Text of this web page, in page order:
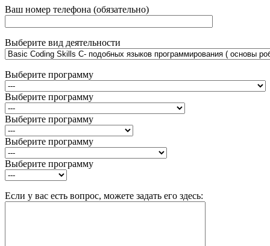
Ваш номер телефона (обязательно)
Выберите вид деятельности
Выберите программу
Выберите программу
Выберите программу
Выберите программу
Выберите программу
Если у вас есть вопрос, можете задать его здесь: